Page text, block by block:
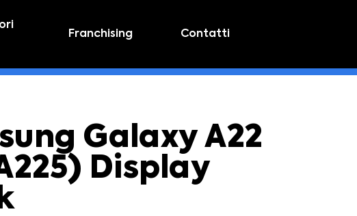
Franchising Contatti
Galaxy A22
Display